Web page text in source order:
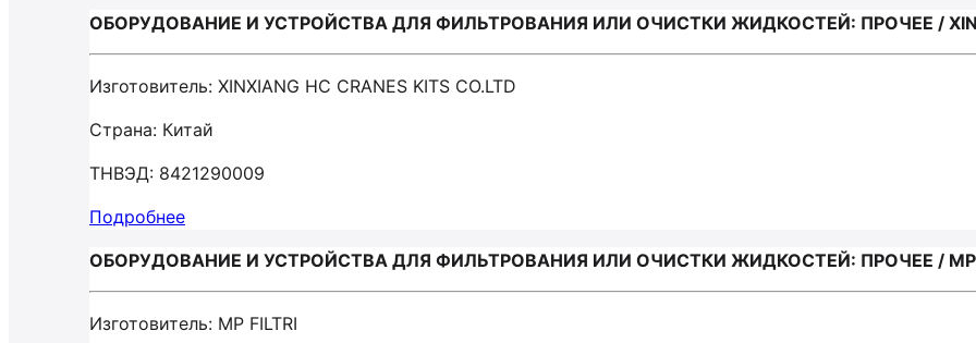
ОБОРУДОВАНИЕ И УСТРОЙСТВА ДЛЯ ФИЛЬТРОВАНИЯ ИЛИ ОЧИСТКИ ЖИДКОСТЕЙ: ПРОЧЕЕ /
Изготовитель: XINXIANG HC CRANES KITS CO.LTD
Страна: Китай
ТНВЭД: 8421290009
Подробнее
ОБОРУДОВАНИЕ И УСТРОЙСТВА ДЛЯ ФИЛЬТРОВАНИЯ ИЛИ ОЧИСТКИ ЖИДКОСТЕЙ: ПРОЧЕЕ / MP
Изготовитель: MP FILTRI